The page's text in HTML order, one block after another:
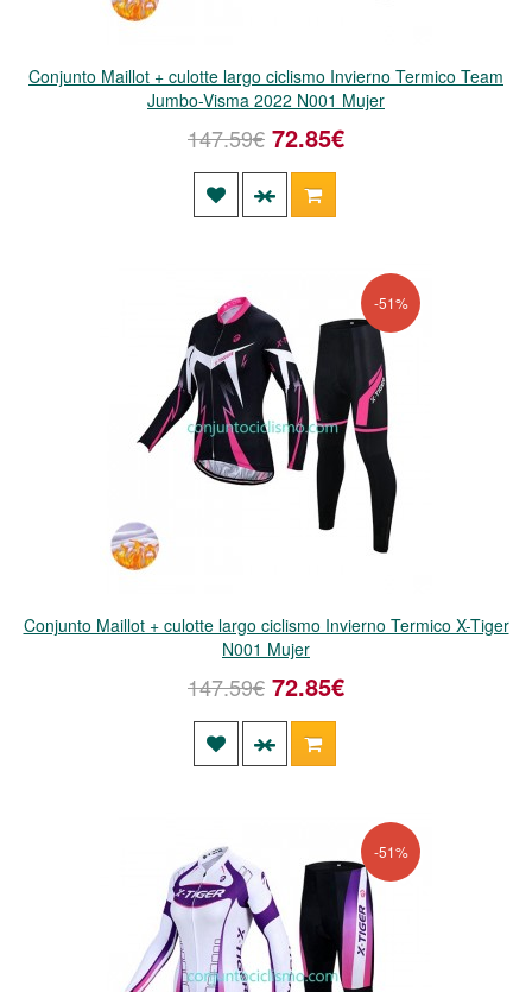
Conjunto Maillot + culotte largo ciclismo Invierno Termico Team
Jumbo-Visma 2022 N001 Mujer
147.59€ 72.85€
-51%
Conjunto Maillot + culotte largo ciclismo Invierno Termico X-Tiger
N001 Mujer
147.59€ 72.85€
-51%